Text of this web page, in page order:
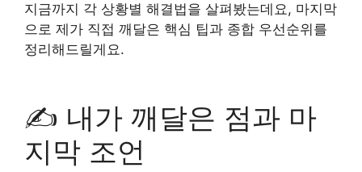
지금까지 각 상황별 해결법을 살펴봤는데요, 마지막
으로 제가 직접 깨달은 핵심 팁과 종합 우선순위를
정리해드릴게요.
✍️ 내가 깨달은 점과 마
지막 조언